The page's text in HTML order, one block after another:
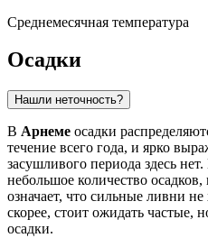
Среднемесячная температура
Осадки
Нашли неточность?
В Арнеме осадки
течение всего года, и ярко
засушливого периода здесь
небольшое количество
означает, что сильные ливни
скорее, стоит ожидать частые,
осадки.